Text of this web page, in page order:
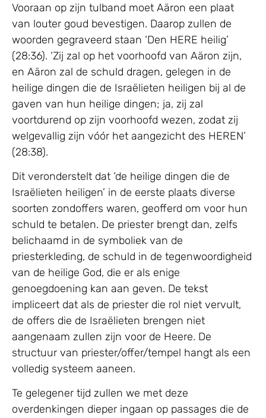
Vooraan op zijn tulband moet Aäron een plaat
van louter goud bevestigen. Daarop zullen de
woorden gegraveerd staan ‘Den HERE heilig’
(28:36). ‘Zij zal op het voorhoofd van Aäron zijn,
en Aäron zal de schuld dragen, gelegen in de
heilige dingen die de Israëlieten heiligen bij al de
gaven van hun heilige dingen; ja, zij zal
voortdurend op zijn voorhoofd wezen, zodat zij
welgevallig zijn vóór het aangezicht des HEREN’
(28:38).
Dit veronderstelt dat ‘de heilige dingen die de
Israëlieten heiligen’ in de eerste plaats diverse
soorten zondoffers waren, geofferd om voor hun
schuld te betalen. De priester brengt dan, zelfs
belichaamd in de symboliek van de
priesterkleding, de schuld in de tegenwoordigheid
van de heilige God, die er als enige
genoegdoening kan aan geven. De tekst
impliceert dat als de priester die rol niet vervult,
de offers die de Israëlieten brengen niet
aangenaam zullen zijn voor de Heere. De
structuur van priester/offer/tempel hangt als een
volledig systeem aaneen.
Te gelegener tijd zullen we met deze
overdenkingen dieper ingaan op passages die de